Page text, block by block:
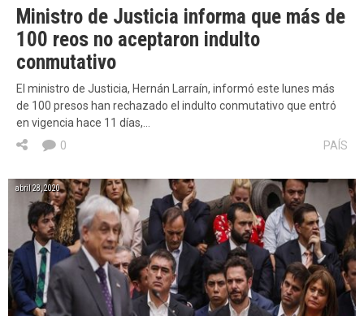
Ministro de Justicia informa que más de
100 reos no aceptaron indulto
conmutativo
El ministro de Justicia, Hernán Larraín, informó este lunes más
de 100 presos han rechazado el indulto conmutativo que entró
en vigencia hace 11 días,…
PAÍS
0
abril 28, 2020